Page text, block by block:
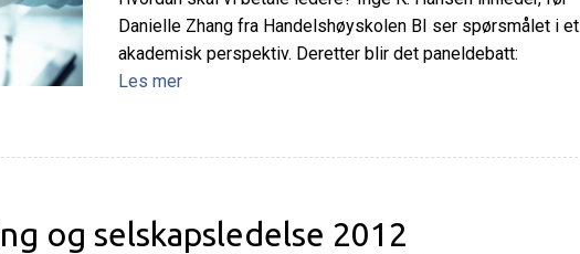
Danielle Zhang fra Handelshøyskolen BI ser spørsmålet i et
akademisk perspektiv. Deretter blir det paneldebatt:
Les mer
og selskapsledelse 2012